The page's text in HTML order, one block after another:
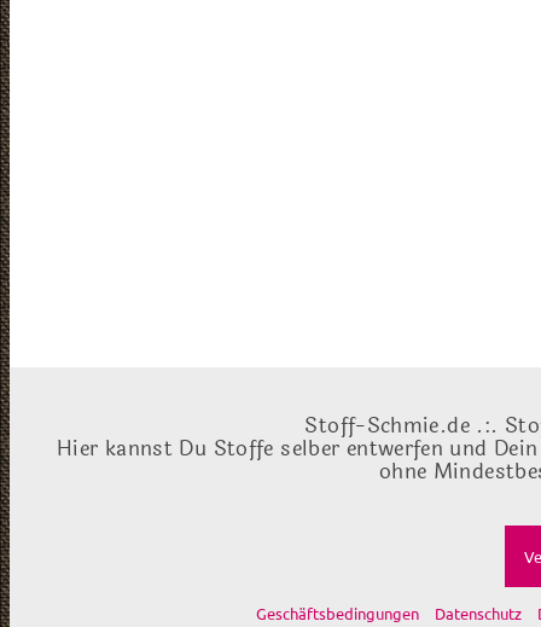
Stoff-Schmie.de .:.
Hier kannst Du Stoffe selber entwerfen und
ohne
Geschäftsbedingungen Datenschutz